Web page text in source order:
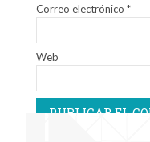
Correo electrónico *
Web